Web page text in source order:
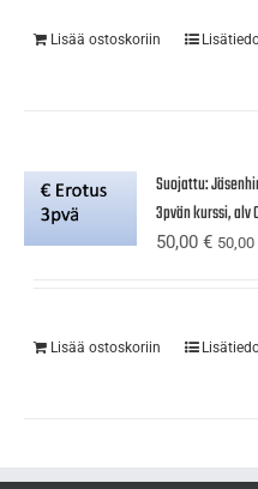
Lisää ostoskoriin
Suojattu:
3pvän kurssi, alv
50,00€ 50,00
Lisää ostoskoriin